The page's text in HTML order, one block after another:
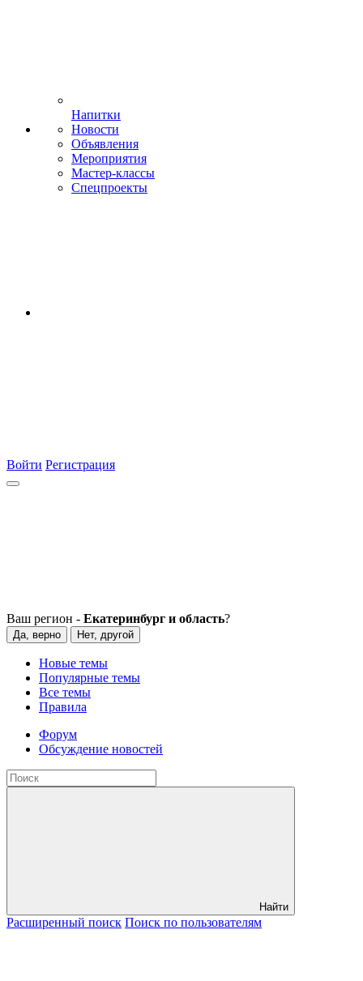
Напитки
Новости
Объявления
Мероприятия
Мастер-классы
Спецпроекты
Войти Регистрация
Ваш регион - Екатеринбург и область?
Да, верно Нет, другой
Новые темы
Популярные темы
Все темы
Правила
Форум
Обсуждение новостей
Найти
Расширенный поиск Поиск по пользователям